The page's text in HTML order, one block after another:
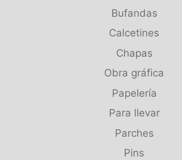
Bufandas
Calcetines
Chapas
Obra gráfica
Papelería
Para llevar
Parches
Pins